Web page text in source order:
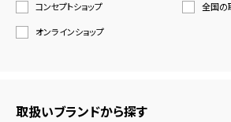
コンセプトショップ
全国の
オンラインショップ
取扱いブランドから探す